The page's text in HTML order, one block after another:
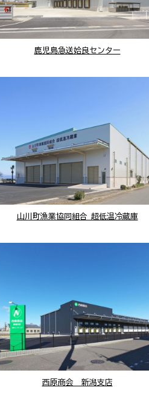
鹿児島急送姶良センター
山川町漁業協同組合 超低温冷蔵庫
西原商会 新潟支店